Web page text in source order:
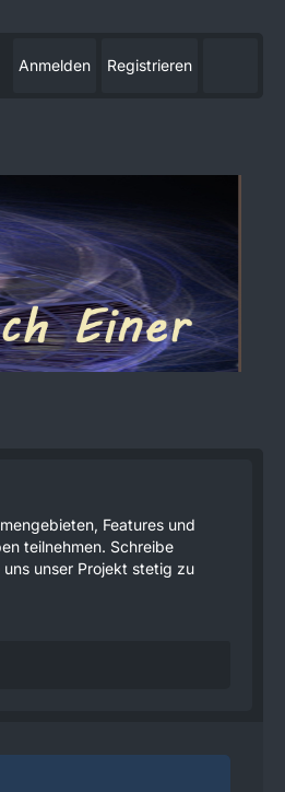
Anmelden Registrieren
Features und
teilnehmen. Schreibe
unser Projekt stetig zu